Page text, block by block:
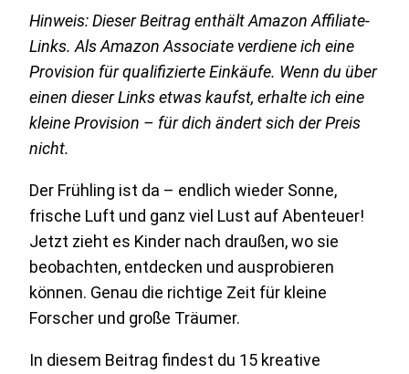
Hinweis: Dieser Beitrag enthält Amazon Affiliate-
Links. Als Amazon Associate verdiene ich eine
Provision für qualifizierte Einkäufe. Wenn du über
einen dieser Links etwas kaufst, erhalte ich eine
kleine Provision – für dich ändert sich der Preis
nicht.
Der Frühling ist da – endlich wieder Sonne,
frische Luft und ganz viel Lust auf Abenteuer!
Jetzt zieht es Kinder nach draußen, wo sie
beobachten, entdecken und ausprobieren
können. Genau die richtige Zeit für kleine
Forscher und große Träumer.
In diesem Beitrag findest du 15 kreative